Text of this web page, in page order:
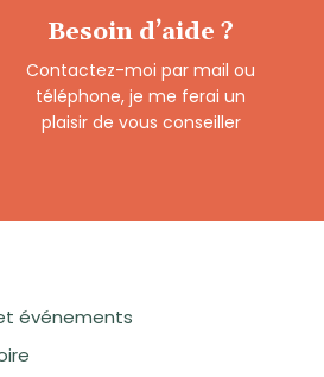
Besoin d’aide ?
Contactez-moi par mail ou
téléphone, je me ferai un
plaisir de vous conseiller
événements